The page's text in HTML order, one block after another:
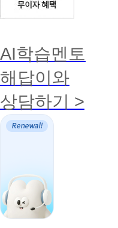
AI학습멘토
해답이와
상담하기 >